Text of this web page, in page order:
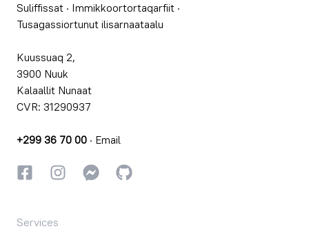
Suliffissat · Immikkoortortaqarfiit ·
Tusagassiortunut ilisarnaataalu
Kuussuaq 2,
3900 Nuuk
Kalaallit Nunaat
CVR: 31290937
+299 36 70 00 · Email
FacebookkiInstagrammiInstagrammi
GitHub
Services